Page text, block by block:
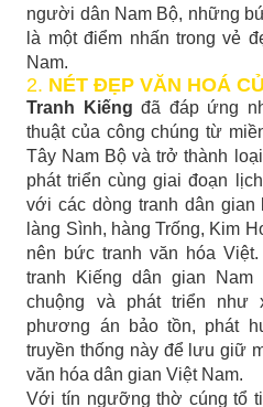
người dân Nam Bộ, những
là một điểm nhấn trong vẻ
Nam.
2. NÉT ĐẸP VĂN HOÁ
Tranh Kiếng đã đáp ứng
thuật của công chúng từ
Tây Nam Bộ và trở thành
phát triển cùng giai đoạn
với các dòng tranh dân
làng Sình, hàng Trống, Kim
nên bức tranh văn hóa
tranh Kiếng dân gian
chuộng và phát triển
phương án bảo tồn, phát
truyền thống này để lưu giữ
văn hóa dân gian Việt Nam.
Với tín ngưỡng thờ cúng tổ